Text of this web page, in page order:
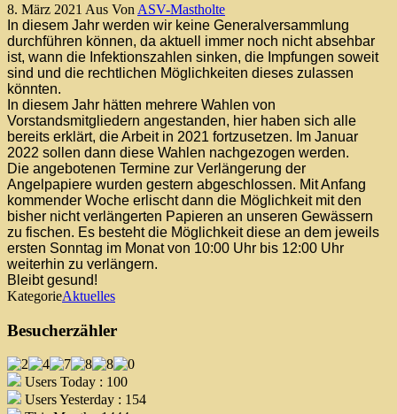
8. März 2021 Aus Von ASV-Mastholte
In diesem Jahr werden wir keine Generalversammlung
durchführen können, da aktuell immer noch nicht absehbar
ist, wann die Infektionszahlen sinken, die Impfungen soweit
sind und die rechtlichen Möglichkeiten dieses zulassen
könnten.
In diesem Jahr hätten mehrere Wahlen von
Vorstandsmitgliedern angestanden, hier haben sich alle
bereits erklärt, die Arbeit in 2021 fortzusetzen. Im Januar
2022 sollen dann diese Wahlen nachgezogen werden.
Die angebotenen Termine zur Verlängerung der
Angelpapiere wurden gestern abgeschlossen. Mit Anfang
kommender Woche erlischt dann die Möglichkeit mit den
bisher nicht verlängerten Papieren an unseren Gewässern
zu fischen. Es besteht die Möglichkeit diese an dem jeweils
ersten Sonntag im Monat von 10:00 Uhr bis 12:00 Uhr
weiterhin zu verlängern.
Bleibt gesund!
KategorieAktuelles
Besucherzähler
Users Today : 100
Users Yesterday : 154